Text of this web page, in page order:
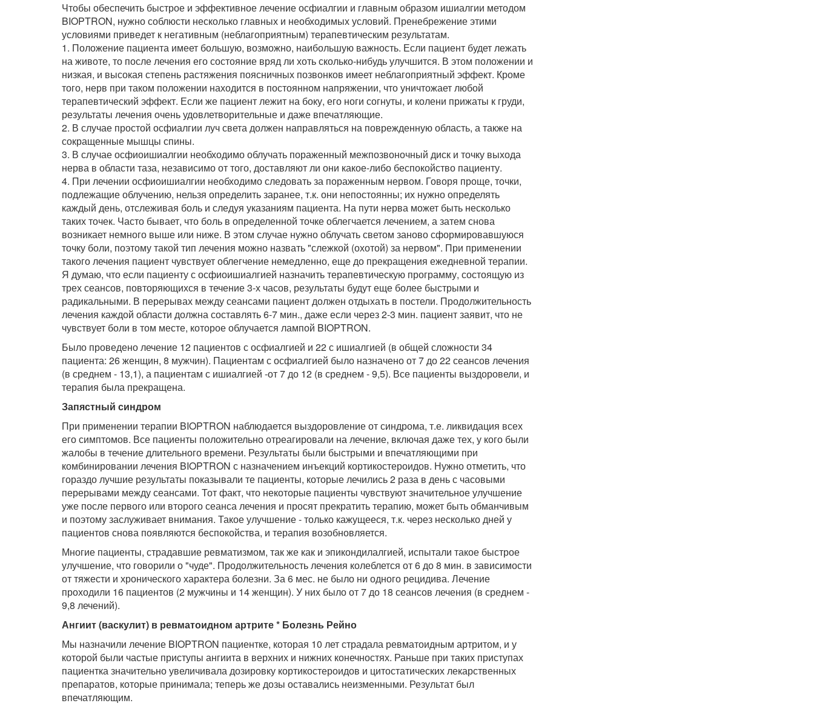
Чтобы обеспечить быстрое и эффективное лечение осфиалгии и главным образом ишиалгии методом
BIOPTRON, нужно соблюсти несколько главных и необходимых условий. Пренебрежение этими
условиями приведет к негативным (неблагоприятным) терапевтическим результатам.
1. Положение пациента имеет большую, возможно, наибольшую важность. Если пациент будет лежать
на животе, то после лечения его состояние вряд ли хоть сколько-нибудь улучшится. В этом положении и
низкая, и высокая степень растяжения поясничных позвонков имеет неблагоприятный эффект. Кроме
того, нерв при таком положении находится в постоянном напряжении, что уничтожает любой
терапевтический эффект. Если же пациент лежит на боку, его ноги согнуты, и колени прижаты к груди,
результаты лечения очень удовлетворительные и даже впечатляющие.
2. В случае простой осфиалгии луч света должен направляться на поврежденную область, а также на
сокращенные мышцы спины.
3. В случае осфиоишиалгии необходимо облучать пораженный межпозвоночный диск и точку выхода
нерва в области таза, независимо от того, доставляют ли они какое-либо беспокойство пациенту.
4. При лечении осфиоишиалгии необходимо следовать за пораженным нервом. Говоря проще, точки,
подлежащие облучению, нельзя определить заранее, т.к. они непостоянны; их нужно определять
каждый день, отслеживая боль и следуя указаниям пациента. На пути нерва может быть несколько
таких точек. Часто бывает, что боль в определенной точке облегчается лечением, а затем снова
возникает немного выше или ниже. В этом случае нужно облучать светом заново сформировавшуюся
точку боли, поэтому такой тип лечения можно назвать "слежкой (охотой) за нервом". При применении
такого лечения пациент чувствует облегчение немедленно, еще до прекращения ежедневной терапии.
Я думаю, что если пациенту с осфиоишиалгией назначить терапевтическую программу, состоящую из
трех сеансов, повторяющихся в течение 3-х часов, результаты будут еще более быстрыми и
радикальными. В перерывах между сеансами пациент должен отдыхать в постели. Продолжительность
лечения каждой области должна составлять 6-7 мин., даже если через 2-3 мин. пациент заявит, что не
чувствует боли в том месте, которое облучается лампой BIOPTRON.
Было проведено лечение 12 пациентов с осфиалгией и 22 с ишиалгией (в общей сложности 34
пациента: 26 женщин, 8 мужчин). Пациентам с осфиалгией было назначено от 7 до 22 сеансов лечения
(в среднем - 13,1), а пациентам с ишиалгией -от 7 до 12 (в среднем - 9,5). Все пациенты выздоровели, и
терапия была прекращена.
Запястный синдром
При применении терапии BIOPTRON наблюдается выздоровление от синдрома, т.е. ликвидация всех
его симптомов. Все пациенты положительно отреагировали на лечение, включая даже тех, у кого были
жалобы в течение длительного времени. Результаты были быстрыми и впечатляющими при
комбинировании лечения BIOPTRON с назначением инъекций кортикостероидов. Нужно отметить, что
гораздо лучшие результаты показывали те пациенты, которые лечились 2 раза в день с часовыми
перерывами между сеансами. Тот факт, что некоторые пациенты чувствуют значительное улучшение
уже после первого или второго сеанса лечения и просят прекратить терапию, может быть обманчивым
и поэтому заслуживает внимания. Такое улучшение - только кажущееся, т.к. через несколько дней у
пациентов снова появляются беспокойства, и терапия возобновляется.
Многие пациенты, страдавшие ревматизмом, так же как и эпикондилалгией, испытали такое быстрое
улучшение, что говорили о "чуде". Продолжительность лечения колеблется от 6 до 8 мин. в зависимости
от тяжести и хронического характера болезни. За 6 мес. не было ни одного рецидива. Лечение
проходили 16 пациентов (2 мужчины и 14 женщин). У них было от 7 до 18 сеансов лечения (в среднем -
9,8 лечений).
Ангиит (васкулит) в ревматоидном артрите * Болезнь Рейно
Мы назначили лечение BIOPTRON пациентке, которая 10 лет страдала ревматоидным артритом, и у
которой были частые приступы ангиита в верхних и нижних конечностях. Раньше при таких приступах
пациентка значительно увеличивала дозировку кортикостероидов и цитостатических лекарственных
препаратов, которые принимала; теперь же дозы оставались неизменными. Результат был
впечатляющим.